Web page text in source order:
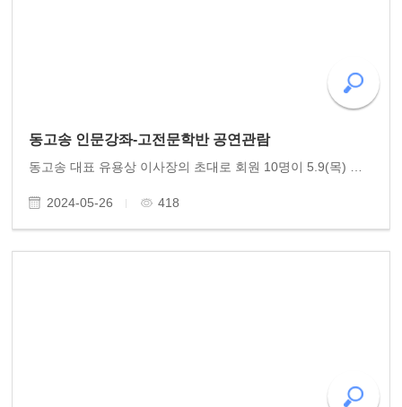
동고송 인문강좌-고전문학반 공연관람
동고송 대표 유용상 이사장의 초대로 회원 10명이 5.9(목) 광주예술의전당 대극장에서 좋은 공연을 관람했습니다. 5•18 44주년기념 오라토리오 빛이여 빛이여 빛고을이여! 문학인 문병란의 詩에 김성훈이 작곡한 대서사를 14편의 교성곡으로 연출한 공연이었습니다. 월 2..
2024-05-26 418